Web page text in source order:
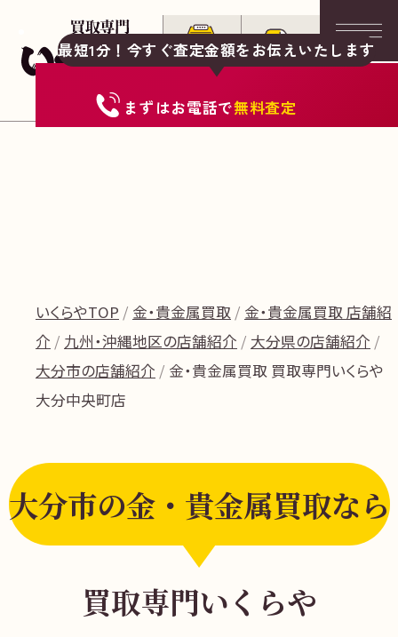
最短1分！今すぐ査定金額をお伝えいたします
まずはお電話で無料査定
いくらやTOP 金・貴金属買取
金・貴金属買取 店舗紹
介
九州・沖縄地区の店舗紹介
大分県の店舗紹介
大分市の店舗紹介
金・貴金属買取 買取専門いくらや
大分中央町店
大分市の金・貴金属買取なら
買取専門いくらや